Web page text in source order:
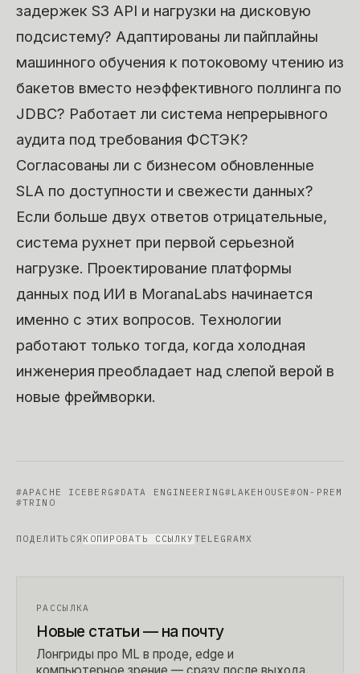
задержек S3 API и нагрузки на дисковую
подсистему? Адаптированы ли пайплайны
машинного обучения к потоковому чтению из
бакетов вместо неэффективного поллинга по
JDBC? Работает ли система непрерывного
аудита под требования ФСТЭК?
Согласованы ли с бизнесом обновленные
SLA по доступности и свежести данных?
Если больше двух ответов отрицательные,
система рухнет при первой серьезной
нагрузке. Проектирование платформы
данных под ИИ в MoranaLabs начинается
именно с этих вопросов. Технологии
работают только тогда, когда холодная
инженерия преобладает над слепой верой в
новые фреймворки.
#APACHE ICEBERG#DATA ENGINEERING#LAKEHOUSE#ON-PREM
#TRINO
ПОДЕЛИТЬСЯ КОПИРОВАТЬ ССЫЛКУ TELEGRAMX
РАССЫЛКА
Новые статьи — на почту
Лонгриды про ML в проде, edge и